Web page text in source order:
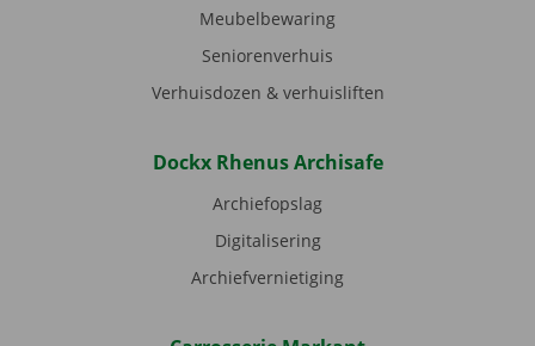
Meubelbewaring
Seniorenverhuis
Verhuisdozen & verhuisliften
Dockx Rhenus Archisafe
Archiefopslag
Digitalisering
Archiefvernietiging